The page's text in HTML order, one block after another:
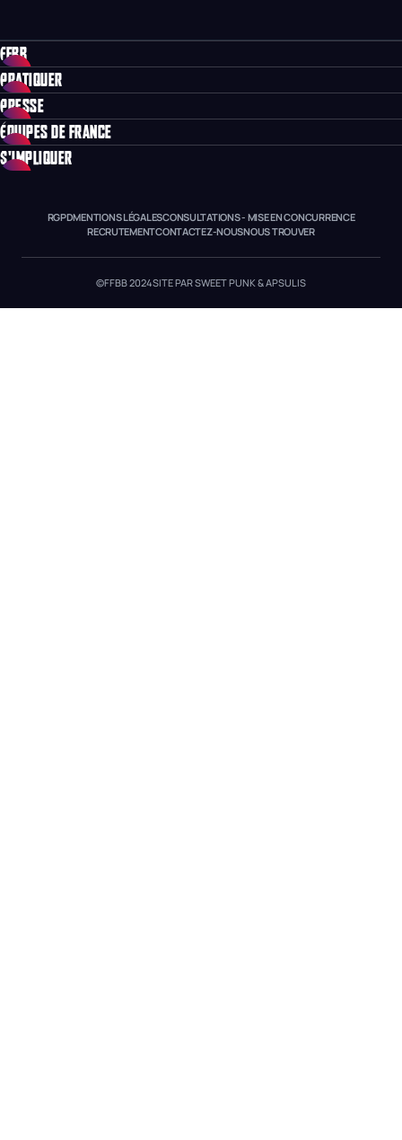
FFBB
PRATIQUER
PRESSE
ÉQUIPES DE FRANCE
S'IMPLIQUER
RGPDMENTIONS LÉGALESCONSULTATIONS - MISE EN CONCURRENCE
RECRUTEMENTCONTACTEZ-NOUSNOUS TROUVER
©FFBB 2024SITE PAR SWEET PUNK & APSULIS